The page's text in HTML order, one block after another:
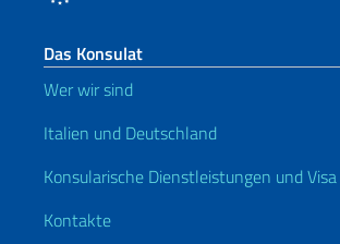
Das Konsulat
Wer wir sind
Italien und Deutschland
Konsularische Dienstleistungen und Visa
Kontakte